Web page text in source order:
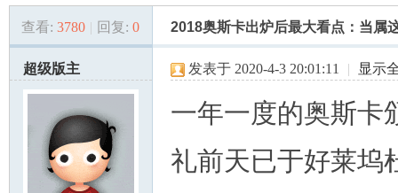
美» › ›
查看: 3780 | 回复: 0 2018奥斯卡出炉后最大看点：当属
超级版主 发表于 2020-4-3 20:01:11 | 显示
一年一度的奥斯卡
礼前天已于好莱坞